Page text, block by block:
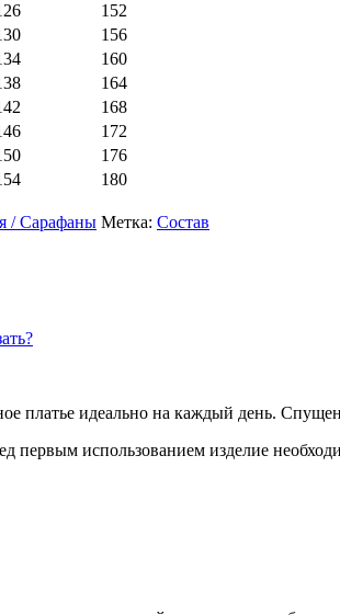
152
156
160
164
168
172
176
180
/ Сарафаны Метка: Состав
платье идеально на каждый день.
первым использованием изделие